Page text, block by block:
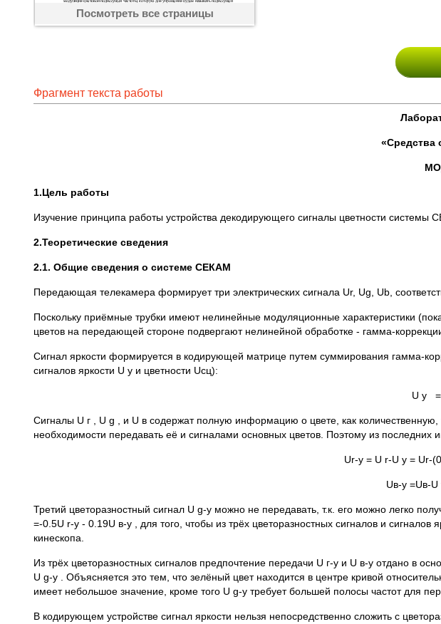
Посмотреть все страницы
Фрагмент текста работы
«Средства
1.Цель работы
Изучение принципа работы устройства декодирующего сигналы цветности системы
2.Теоретические сведения
2.1. Общие сведения о системе СЕКАМ
Передающая телекамера формирует три электрических сигнала Ur, Ug, Ub,
Поскольку приёмные трубки имеют нелинейные модуляционные характеристики
цветов на передающей стороне подвергают нелинейной обработке - гамма-
Сигнал яркости формируется в кодирующей матрице путем суммирования гамма-
сигналов яркости U у и цветности Uсц):
U у =
Сигналы U г , U g , и U в содержат полную информацию о цвете, как
необходимости передавать её и сигналами основных цветов. Поэтому из
Ur-y = U r-U у = Ur-
Uв-y =Uв-
Третий цветоразностный сигнал U g-y можно не передавать, т.к. его можно легко
=-0.5U r-y - 0.19U в-у , для того, чтобы из трёх цветоразностных сигналов и
кинескопа.
Из трёх цветоразностных сигналов предпочтение передачи U г-у и U в-у отдано в
U g-y . Объясняется это тем, что зелёный цвет находится в центре кривой
имеет небольшое значение, кроме того U g-y требует большей полосы частот для
В кодирующем устройстве сигнал яркости нельзя непосредственно сложить с